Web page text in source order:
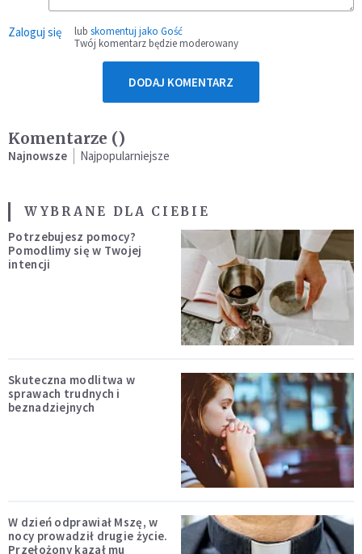
Zaloguj się lub skomentuj jako Gość
Twój komentarz będzie moderowany
DODAJ KOMENTARZ
Komentarze ()
Najnowsze Najpopularniejsze
WYBRANE DLA CIEBIE
Potrzebujesz pomocy?
Pomodlimy się w Twojej
intencji
Skuteczna modlitwa w
sprawach trudnych i
beznadziejnych
W dzień odprawiał Mszę, w
nocy prowadził drugie życie.
Przełożony kazał mu